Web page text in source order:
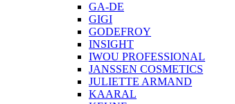
GA-DE
GIGI
GODEFROY
INSIGHT
IWOU PROFESSIONAL
JANSSEN COSMETICS
JULIETTE ARMAND
KAARAL